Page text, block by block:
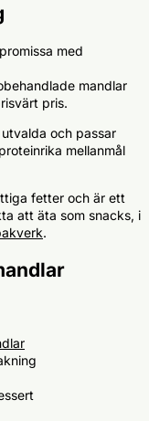
med
mandlar
pris.
och passar
mellanmål
fetter och är ett
att äta som snacks, i
.